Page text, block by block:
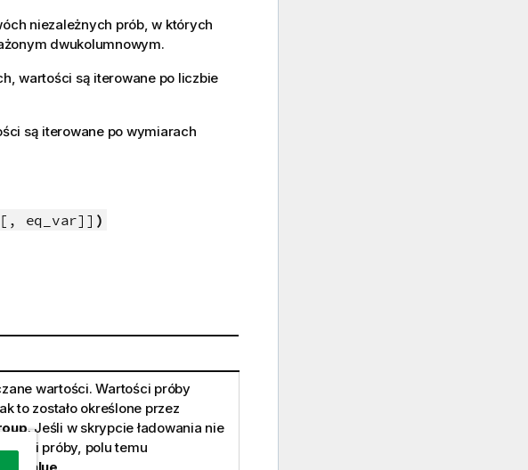
niezależnych prób, w których
dwukolumnowym.
wartości są iterowane po liczbie
są iterowane po wymiarach
eq_var]] )
wartości. Wartości próby
to zostało określone przez
. Jeśli w skrypcie ładowania nie
próby, polu temu